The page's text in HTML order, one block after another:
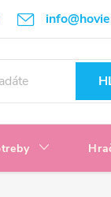
osobných údajov